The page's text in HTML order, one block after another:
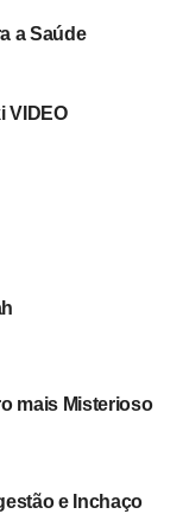
a Saúde
VIDEO
mais Misterioso
e Inchaço